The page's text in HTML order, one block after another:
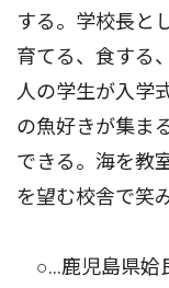
する。学校長と
育てる、食する
人の学生が入学
の魚好きが集ま
できる。海を教
を望む校舎で笑
○…鹿児島県姶